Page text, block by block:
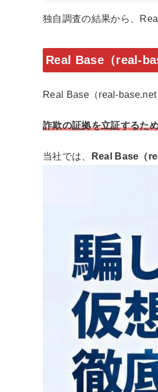
独自調査の結果から、
Real Base（real-
Real Base（real-
詐欺の証拠を立証するた
当社では、 Real Base（